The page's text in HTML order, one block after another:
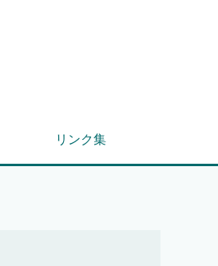
リンク集